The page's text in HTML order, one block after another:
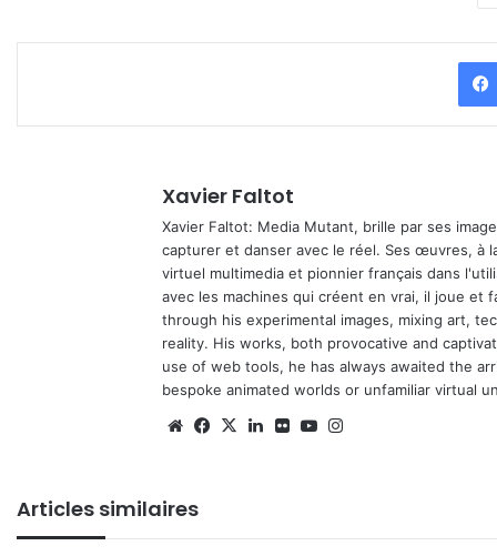
Xavier Faltot
Xavier Faltot: Media Mutant, brille par ses
capturer et danser avec le réel. Ses œuvres, à
virtuel multimedia et pionnier français dans
avec les machines qui créent en vrai, il joue et
through his experimental images, mixing art,
reality. His works, both provocative and
use of web tools, he has always awaited the
bespoke animated worlds or unfamiliar virtual
WebsiteFacebook
X Linkedin
FlickrYouTube
Articles similaires